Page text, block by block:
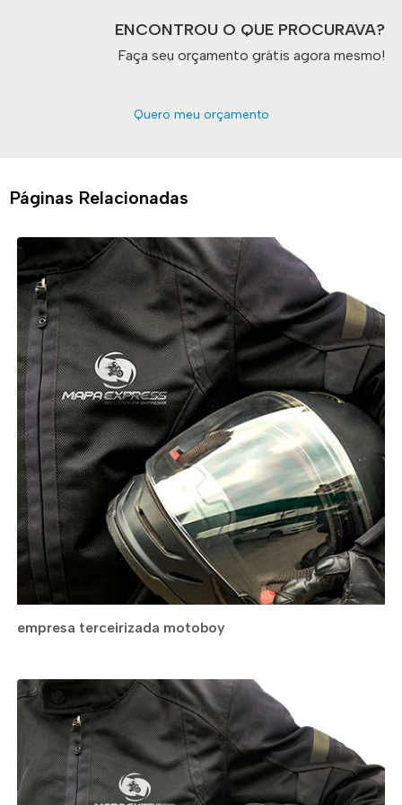
ENCONTROU O QUE PROCURAVA?
Faça seu orçamento grátis agora mesmo!
Quero meu orçamento
Páginas Relacionadas
empresa terceirizada motoboy